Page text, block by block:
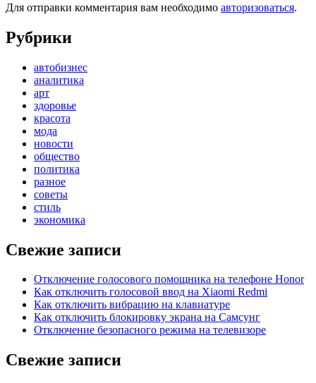
Для отправки комментария вам необходимо авторизоваться.
Рубрики
автобизнес
аналитика
арт
здоровье
красота
мода
новости
общество
политика
разное
советы
стиль
экономика
Свежие записи
Отключение голосового помощника на телефоне Honor
Как отключить голосовой ввод на Xiaomi Redmi
Как отключить вибрацию на клавиатуре
Как отключить блокировку экрана на Самсунг
Отключение безопасного режима на телевизоре
Свежие записи